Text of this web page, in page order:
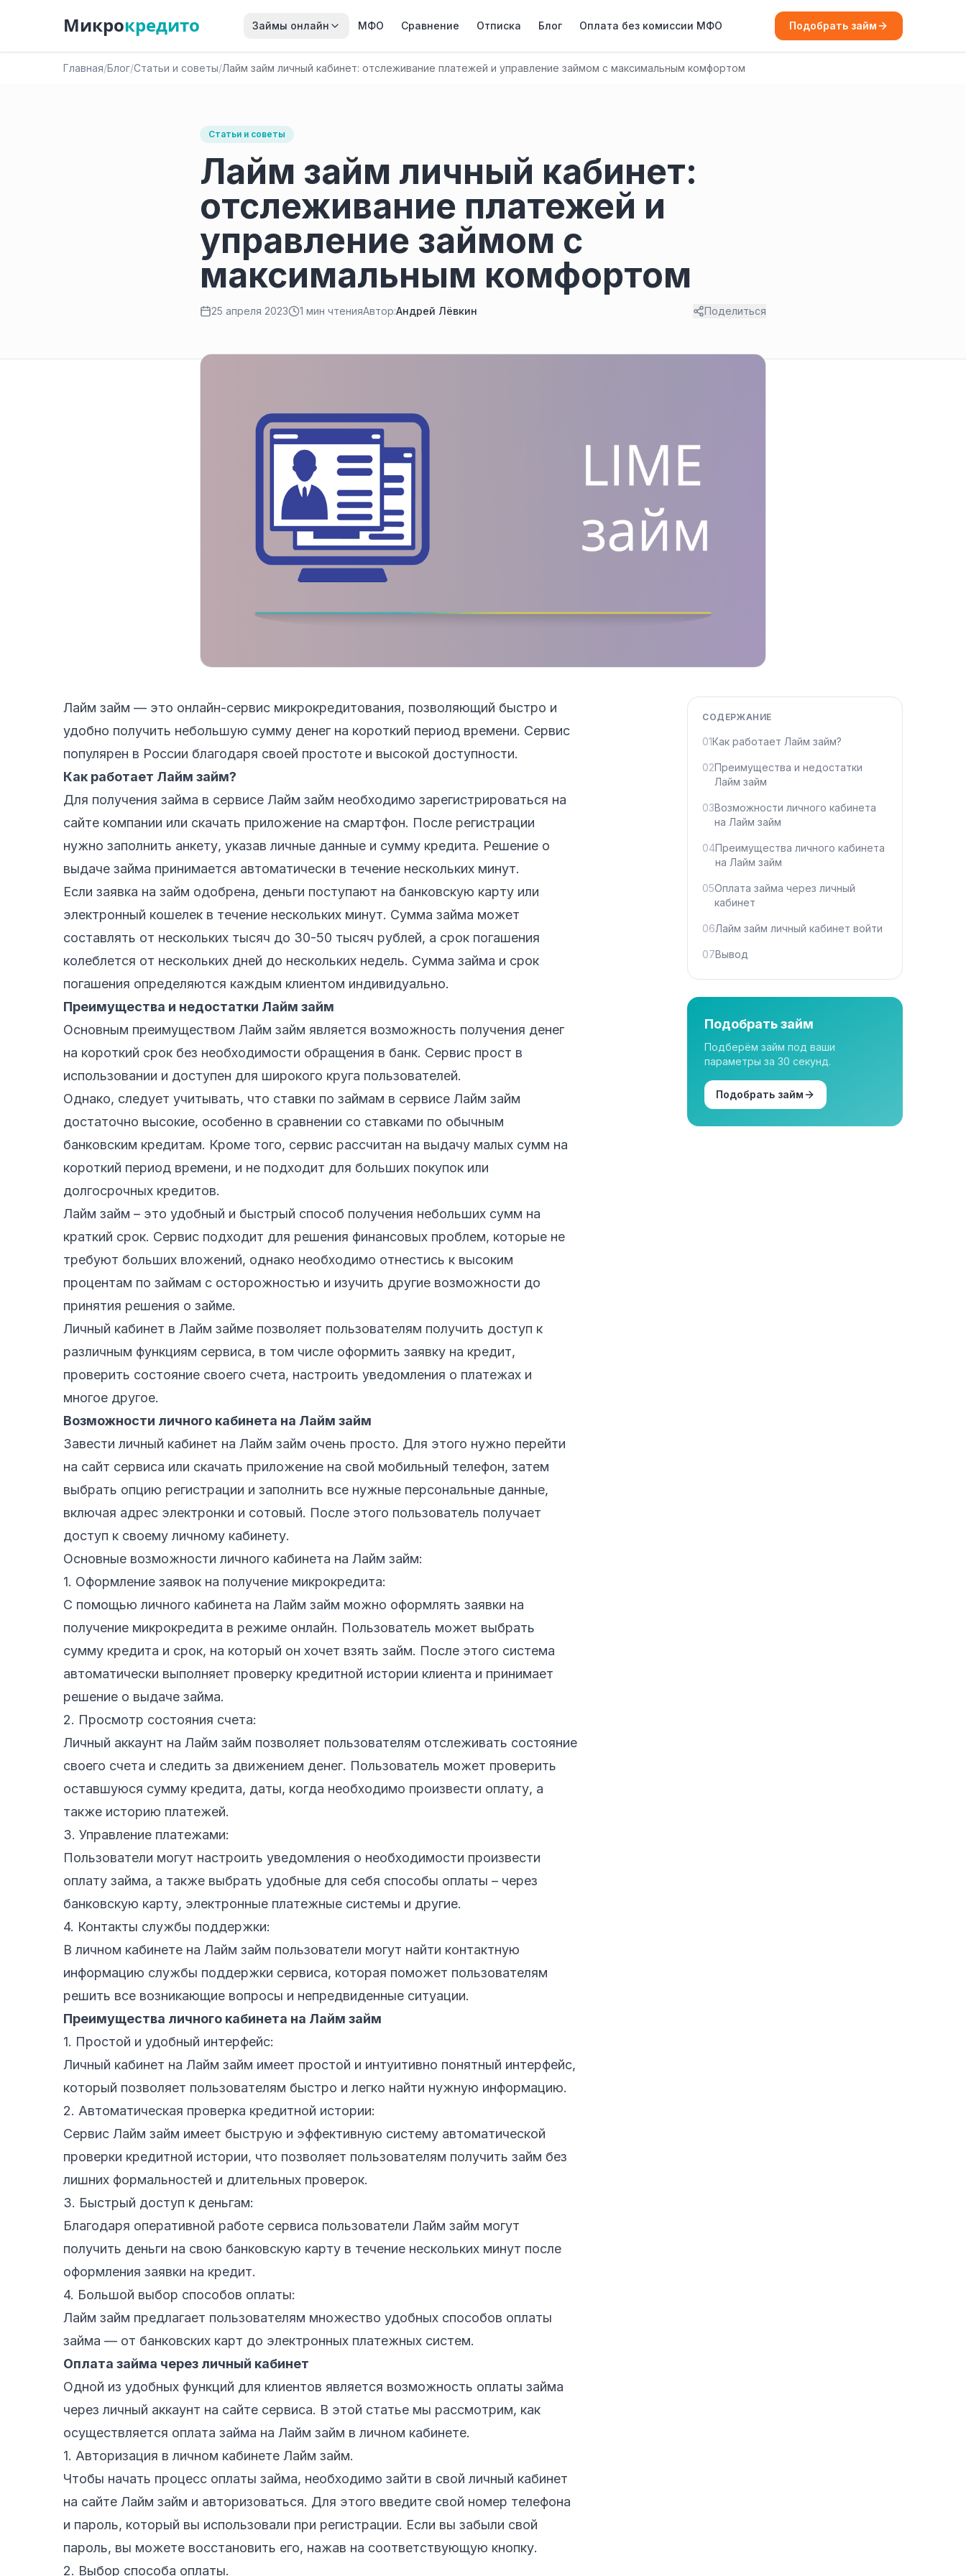
Микрокредито Займы онлайн МФО Сравнение Отписка Блог Оплата без комиссии МФО Подобрать займ
Главная/Блог/Статьи и советы/Лайм займ личный кабинет: отслеживание платежей и управление займом с максимальным комфортом
Статьи и советы
Лайм займ личный кабинет:
отслеживание платежей и
управление займом с
максимальным комфортом
25 апреля 2023 1 мин чтенияАвтор:Андрей Лёвкин Поделиться
Лайм займ — это онлайн-сервис микрокредитования, позволяющий быстро и
удобно получить небольшую сумму денег на короткий период времени. Сервис
популярен в России благодаря своей простоте и высокой доступности.
Как работает Лайм займ?
Для получения займа в сервисе Лайм займ необходимо зарегистрироваться на
сайте компании или скачать приложение на смартфон. После регистрации
нужно заполнить анкету, указав личные данные и сумму кредита. Решение о
выдаче займа принимается автоматически в течение нескольких минут.
Если заявка на займ одобрена, деньги поступают на банковскую карту или
электронный кошелек в течение нескольких минут. Сумма займа может
составлять от нескольких тысяч до 30-50 тысяч рублей, а срок погашения
колеблется от нескольких дней до нескольких недель. Сумма займа и срок
погашения определяются каждым клиентом индивидуально.
Преимущества и недостатки Лайм займ
Основным преимуществом Лайм займ является возможность получения денег
на короткий срок без необходимости обращения в банк. Сервис прост в
использовании и доступен для широкого круга пользователей.
Однако, следует учитывать, что ставки по займам в сервисе Лайм займ
достаточно высокие, особенно в сравнении со ставками по обычным
банковским кредитам. Кроме того, сервис рассчитан на выдачу малых сумм на
короткий период времени, и не подходит для больших покупок или
долгосрочных кредитов.
Лайм займ – это удобный и быстрый способ получения небольших сумм на
краткий срок. Сервис подходит для решения финансовых проблем, которые не
требуют больших вложений, однако необходимо отнестись к высоким
процентам по займам с осторожностью и изучить другие возможности до
принятия решения о займе.
Личный кабинет в Лайм займе позволяет пользователям получить доступ к
различным функциям сервиса, в том числе оформить заявку на кредит,
проверить состояние своего счета, настроить уведомления о платежах и
многое другое.
Возможности личного кабинета на Лайм займ
Завести личный кабинет на Лайм займ очень просто. Для этого нужно перейти
на сайт сервиса или скачать приложение на свой мобильный телефон, затем
выбрать опцию регистрации и заполнить все нужные персональные данные,
включая адрес электронки и сотовый. После этого пользователь получает
доступ к своему личному кабинету.
Основные возможности личного кабинета на Лайм займ:
1. Оформление заявок на получение микрокредита:
С помощью личного кабинета на Лайм займ можно оформлять заявки на
получение микрокредита в режиме онлайн. Пользователь может выбрать
сумму кредита и срок, на который он хочет взять займ. После этого система
автоматически выполняет проверку кредитной истории клиента и принимает
решение о выдаче займа.
2. Просмотр состояния счета:
Личный аккаунт на Лайм займ позволяет пользователям отслеживать состояние
своего счета и следить за движением денег. Пользователь может проверить
оставшуюся сумму кредита, даты, когда необходимо произвести оплату, а
также историю платежей.
3. Управление платежами:
Пользователи могут настроить уведомления о необходимости произвести
оплату займа, а также выбрать удобные для себя способы оплаты – через
банковскую карту, электронные платежные системы и другие.
4. Контакты службы поддержки:
В личном кабинете на Лайм займ пользователи могут найти контактную
информацию службы поддержки сервиса, которая поможет пользователям
решить все возникающие вопросы и непредвиденные ситуации.
Преимущества личного кабинета на Лайм займ
1. Простой и удобный интерфейс:
Личный кабинет на Лайм займ имеет простой и интуитивно понятный интерфейс,
который позволяет пользователям быстро и легко найти нужную информацию.
2. Автоматическая проверка кредитной истории:
Сервис Лайм займ имеет быструю и эффективную систему автоматической
проверки кредитной истории, что позволяет пользователям получить займ без
лишних формальностей и длительных проверок.
3. Быстрый доступ к деньгам:
Благодаря оперативной работе сервиса пользователи Лайм займ могут
получить деньги на свою банковскую карту в течение нескольких минут после
оформления заявки на кредит.
4. Большой выбор способов оплаты:
Лайм займ предлагает пользователям множество удобных способов оплаты
займа — от банковских карт до электронных платежных систем.
Оплата займа через личный кабинет
Одной из удобных функций для клиентов является возможность оплаты займа
через личный аккаунт на сайте сервиса. В этой статье мы рассмотрим, как
осуществляется оплата займа на Лайм займ в личном кабинете.
1. Авторизация в личном кабинете Лайм займ.
Чтобы начать процесс оплаты займа, необходимо зайти в свой личный кабинет
на сайте Лайм займ и авторизоваться. Для этого введите свой номер телефона
и пароль, который вы использовали при регистрации. Если вы забыли свой
пароль, вы можете восстановить его, нажав на соответствующую кнопку.
2. Выбор способа оплаты.
СОДЕРЖАНИЕ
01Как работает Лайм займ?
02Преимущества и недостатки
Лайм займ
03Возможности личного кабинета
на Лайм займ
04Преимущества личного кабинета
на Лайм займ
05Оплата займа через личный
кабинет
06Лайм займ личный кабинет войти
07Вывод
Подобрать займ
Подберём займ под ваши
параметры за 30 секунд.
Подобрать займ